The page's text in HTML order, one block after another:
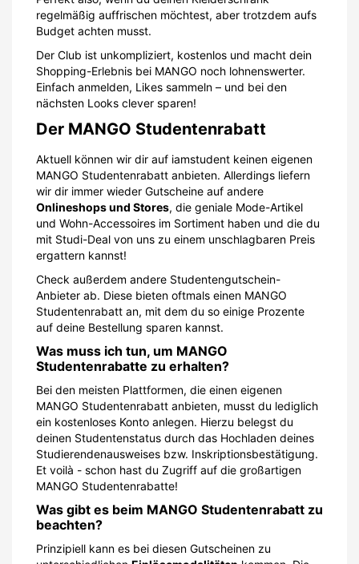
regelmäßig auffrischen möchtest, aber trotzdem aufs
Budget achten musst.
Der Club ist unkompliziert, kostenlos und macht dein
Shopping-Erlebnis bei MANGO noch lohnenswerter.
Einfach anmelden, Likes sammeln – und bei den
nächsten Looks clever sparen!
Der MANGO Studentenrabatt
Aktuell können wir dir auf iamstudent keinen eigenen
MANGO Studentenrabatt anbieten. Allerdings liefern
wir dir immer wieder Gutscheine auf andere
Onlineshops und Stores, die geniale Mode-Artikel
und Wohn-Accessoires im Sortiment haben und die du
mit Studi-Deal von uns zu einem unschlagbaren Preis
ergattern kannst!
Check außerdem andere Studentengutschein-
Anbieter ab. Diese bieten oftmals einen MANGO
Studentenrabatt an, mit dem du so einige Prozente
auf deine Bestellung sparen kannst.
Was muss ich tun, um MANGO
Studentenrabatte zu erhalten?
Bei den meisten Plattformen, die einen eigenen
MANGO Studentenrabatt anbieten, musst du lediglich
ein kostenloses Konto anlegen. Hierzu belegst du
deinen Studentenstatus durch das Hochladen deines
Studierendenausweises bzw. Inskriptionsbestätigung.
Et voilà - schon hast du Zugriff auf die großartigen
MANGO Studentenrabatte!
Was gibt es beim MANGO Studentenrabatt zu
beachten?
Prinzipiell kann es bei diesen Gutscheinen zu